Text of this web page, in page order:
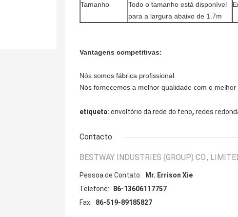
Tamanho
Todo o tamanho está disponível
para a largura abaixo de 1.7m
Vantagens competitivas:
Nós somos fábrica profissional
Nós fornecemos a melhor qualidade com o melhor
etiqueta: envoltório da rede do feno, redes
Contacto
BESTWAY INDUSTRIES (GROUP) CO.,
Pessoa de Contato:
Mr. Errison Xie
Telefone:
86-13606117757
Fax:
86-519-89185827